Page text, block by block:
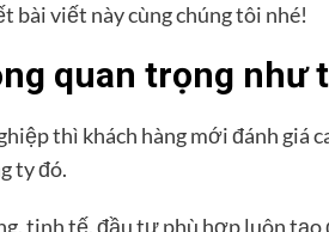
bài viết này cùng chúng tôi nhé!
quan trọng như
thì khách hàng mới đánh giá
ty đó.
tinh tế, đầu tư phù hợp luôn